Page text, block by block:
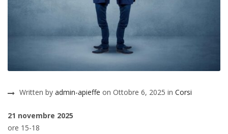
Written by admin-apieffe on Ottobre 6, 2025 in Corsi
21 novembre 2025
ore 15-18